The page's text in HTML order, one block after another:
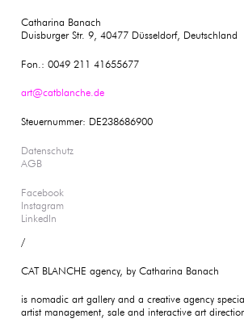
Catharina Banach
Duisburger Str. 9, 40477 Düsseldorf, Deutschland
Fon.: 0049 211 41655677
art@catblanche.de
Steuernummer: DE238686900
Datenschutz
AGB
Facebook
Instagram
LinkedIn
/
CAT BLANCHE agency, by Catharina Banach
is nomadic art gallery and a creative agency
artist management, sale and interactive art